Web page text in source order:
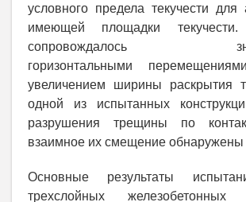
условного предела текучести
имеющей площадки текучести.
сопровождалось
горизонтальными
увеличением ширины раскрытия
одной из испытанных
разрушения трещины по
взаимное их смещение
Основные результаты
трехслойных